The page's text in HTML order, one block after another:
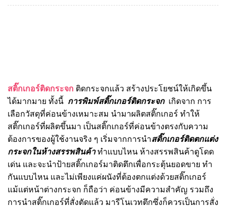
สติ๊กเกอร์ติดกระจก ติดกระจกแล้ว สร้างประโยชน์ให้เกิดขึ้น
ได้มากมาย ทั้งนี้ การพิมพ์สติ๊กเกอร์ติดกระจก เกิดจาก การ
เลือกวัสดุที่ค่อนข้างเหมาะสม นำมาผลิตสติ๊กเกอร์ ทำให้
สติ๊กเกอร์ที่ผลิตขึ้นมา เป็นสติ๊กเกอร์ที่ค่อนข้างตรงกับความ
ต้องการของผู้ใช้งานจริง ๆ เริ่มจากการนำสติ๊กเกอร์ติดตกแต่ง
กระจกในห้างสรรพสินค้าทำแบบไหน ห้างสรรพสินค้าดูโดด
เด่น และจะนำป้ายสติ๊กเกอร์มาติดตึกเพื่อกระตุ้นยอดขาย ทำ
กันแบบไหน และไม่เพียงแค่ผนังที่ต้องตกแต่งด้วยสติ๊กเกอร์
แม้แต่หน้าต่างกระจก ก็ถือว่า ค่อนข้างมีความสำคัญ รวมถึง
การนำสติ๊กเกอร์ที่สั่งตัดแล้ว มารีโนเวทตึกซึ่งก็ควรเป็นการสั่ง